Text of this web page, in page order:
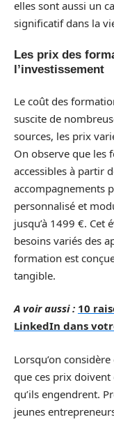
elles sont aussi un
significatif dans la
Les prix des
l’investissement
Le coût des
suscite de
sources, les prix
On observe que les
accessibles à partir
accompagnements
personnalisé et
jusqu’à 1499 €.
besoins variés des
formation est
tangible.
A voir aussi : 10
LinkedIn dans
Lorsqu’on
que ces prix doivent
qu’ils engendrent.
jeunes